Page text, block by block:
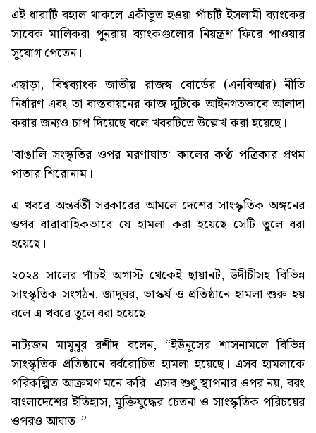
এই ধারাটি বহাল থাকলে একীভূত হওয়া পাঁচটি ইসলামী ব্যাংকের
সাবেক মালিকরা পুনরায় ব্যাংকগুলোর নিয়ন্ত্রণ ফিরে পাওয়ার
সুযোগ পেতেন।
এছাড়া, বিশ্বব্যাংক জাতীয় রাজস্ব বোর্ডের (এনবিআর) নীতি
নির্ধারণ এবং তা বাস্তবায়নের কাজ দুটিকে আইনগতভাবে আলাদা
করার জন্যও চাপ দিয়েছে বলে খবরটিতে উল্লেখ করা হয়েছে।
‘বাঙালি সংস্কৃতির ওপর মরণাঘাত‘ কালের কণ্ঠ পত্রিকার প্রথম
পাতার শিরোনাম।
এ খবরে অন্তর্বর্তী সরকারের আমলে দেশের সাংস্কৃতিক অঙ্গনের
ওপর ধারাবাহিকভাবে যে হামলা করা হয়েছে সেটি তুলে ধরা
হয়েছে।
২০২৪ সালের পাঁচই অগাস্ট থেকেই ছায়ানট, উদীচীসহ বিভিন্ন
সাংস্কৃতিক সংগঠন, জাদুঘর, ভাস্কর্য ও প্রতিষ্ঠানে হামলা শুরু হয়
বলে এ খবরে তুলে ধরা হয়েছে।
নাট্যজন মামুনুর রশীদ বলেন, “ইউনূসের শাসনামলে বিভিন্ন
সাংস্কৃতিক প্রতিষ্ঠানে বর্বরোচিত হামলা হয়েছে। এসব হামলাকে
পরিকল্পিত আক্রমণ মনে করি। এসব শুধু স্থাপনার ওপর নয়, বরং
বাংলাদেশের ইতিহাস, মুক্তিযুদ্ধের চেতনা ও সাংস্কৃতিক পরিচয়ের
ওপরও আঘাত।”